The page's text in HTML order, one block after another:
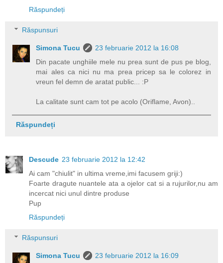
Răspundeți
Răspunsuri
Simona Tucu
23 februarie 2012 la 16:08
Din pacate unghiile mele nu prea sunt de pus pe blog,
mai ales ca nici nu ma prea pricep sa le colorez in
vreun fel demn de aratat public... :P
La calitate sunt cam tot pe acolo (Oriflame, Avon)..
Răspundeți
Descude 23 februarie 2012 la 12:42
Ai cam "chiulit" in ultima vreme,imi facusem griji:)
Foarte dragute nuantele ata a ojelor cat si a rujurilor,nu am
incercat nici unul dintre produse
Pup
Răspundeți
Răspunsuri
Simona Tucu
23 februarie 2012 la 16:09